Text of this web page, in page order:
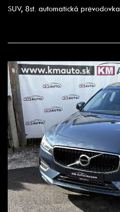
SUV, 8st. automatická prevodovka